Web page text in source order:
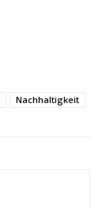
Nachhaltigkeit